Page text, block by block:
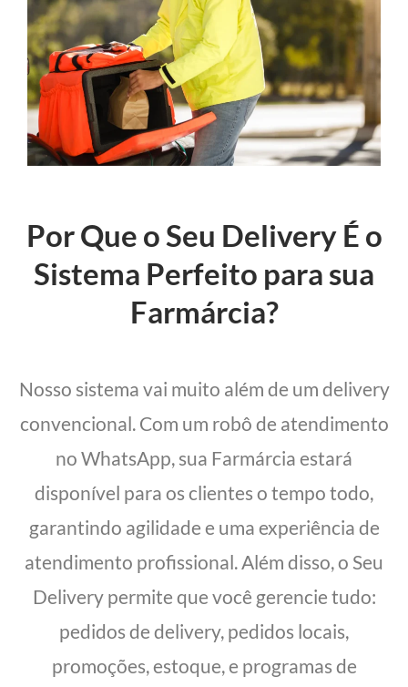
Por Que o Seu Delivery É o
Sistema Perfeito para sua
Farmárcia?
Nosso sistema vai muito além de um delivery
convencional. Com um robô de atendimento
no WhatsApp, sua Farmárcia estará
disponível para os clientes o tempo todo,
garantindo agilidade e uma experiência de
atendimento profissional. Além disso, o Seu
Delivery permite que você gerencie tudo:
pedidos de delivery, pedidos locais,
promoções, estoque, e programas de